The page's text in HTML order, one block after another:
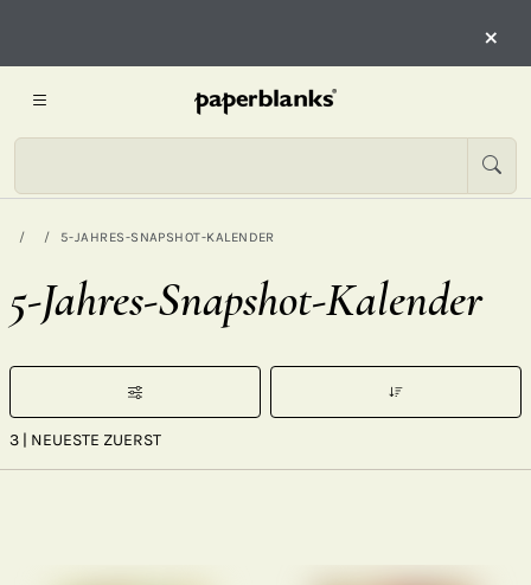
×
5-JAHRES-SNAPSHOT-KALENDER
5-Jahres-Snapshot-Kalender
3 | NEUESTE ZUERST